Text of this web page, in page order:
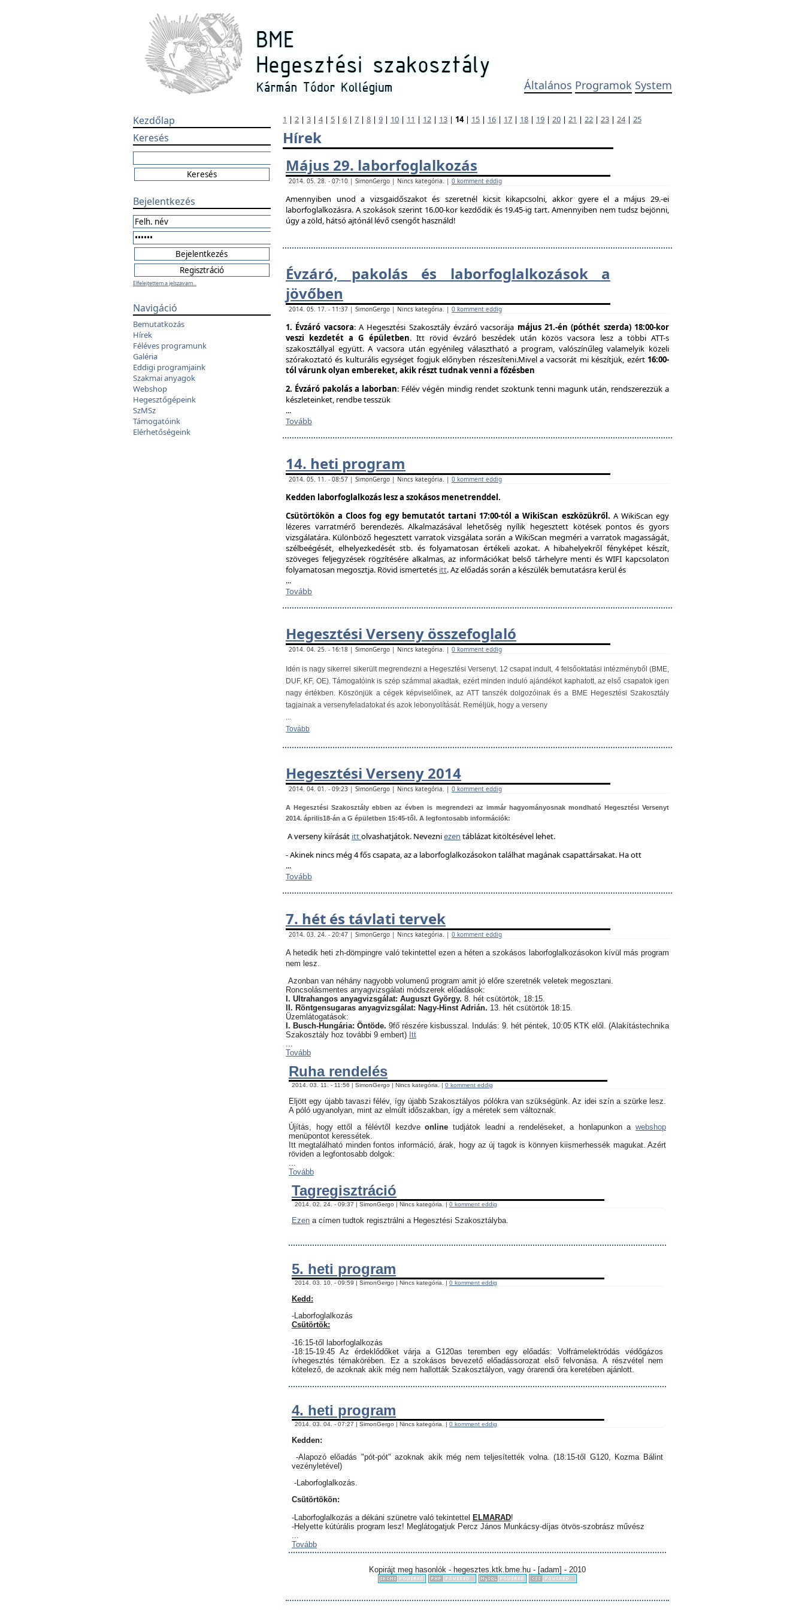
Általános Programok System
Kezdőlap
Keresés
Bejelentkezés
Elfelejtettem a jelszavam...
Navigáció
Bemutatkozás
Hírek
Féléves programunk
Galéria
Eddigi programjaink
Szakmai anyagok
Webshop
Hegesztőgépeink
SzMSz
Támogatóink
Elérhetőségeink
1 | 2 | 3 | 4| 5 | 6 | 7 | 8 | 9 | 10 | 11 | 12 | 13 | 14| 15 | 16 | 17 | 18 | 19 | 20 | 21 | 22 | 23 | 24| 25
Hírek
Május 29. laborfoglalkozás
2014. 05. 28. - 07:10 | SimonGergo | Nincs kategória. | 0 komment eddig
Amennyiben unod a vizsgaidőszakot és szeretnél kicsit kikapcsolni, akkor gyere el a május 29.-ei
laborfoglalkozásra. A szokások szerint 16.00-kor kezdődik és 19.45-ig tart. Amennyiben nem tudsz bejönni,
úgy a zöld, hátsó ajtónál lévő csengőt használd!
Évzáró, pakolás és laborfogla​lkozások a
jövőben
2014. 05. 17. - 11:37 | SimonGergo | Nincs kategória. | 0 komment eddig
1. Évzáró vacsora: A Hegesztési Szakosztály évzáró vacsorája május 21.-én (póthét szerda) 18:00-kor
veszi kezdetét a G épületben. Itt rövid évzáró beszédek után közös vacsora lesz a többi ATT-s
szakosztállyal együtt. A vacsora után egyénileg választható a program, valószínűleg valamelyik közeli
szórakoztató és kulturális egységet fogjuk előnyben részesíteni.Mivel a vacsorát mi készítjük, ezért 16:00-
tól várunk olyan embereket, akik részt tudnak venni a főzésben
2. Évzáró pakolás a laborban: Félév végén mindig rendet szoktunk tenni magunk után, rendszerezzük a
készleteinket, rendbe tesszük
...
Tovább
14. heti program
2014. 05. 11. - 08:57 | SimonGergo | Nincs kategória. | 0 komment eddig
Kedden laborfoglalkozás lesz a szokásos menetrenddel.
Csütörtökön a Cloos fog egy bemutatót tartani 17:00-tól a WikiScan eszközükről. A WikiScan egy
lézeres varratmérő berendezés. Alkalmazásával lehetőség nyílik hegesztett kötések pontos és gyors
vizsgálatára. Különböző hegesztett varratok vizsgálata során a WikiScan megméri a varratok magasságát,
szélbeégését, elhelyezkedését stb. és folyamatosan értékeli azokat. A hibahelyekről fényképet készít,
szöveges feljegyzések rögzítésére alkalmas, az információkat belső tárhelyre menti és WIFI kapcsolaton
folyamatosan megosztja. Rövid ismertetés itt. Az előadás során a készülék bemutatásra kerül és
...
Tovább
Hegesztési Verseny összefoglaló
2014. 04. 25. - 16:18 | SimonGergo | Nincs kategória. | 0 komment eddig
Idén is nagy sikerrel sikerült megrendezni a Hegesztési Versenyt. 12 csapat indult, 4 felsőoktatási intézményből (BME,
DUF, KF, OE). Támogatóink is szép számmal akadtak, ezért minden induló ajándékot kaphatott, az első csapatok igen
nagy értékben. Köszönjük a cégek képviselőinek, az ATT tanszék dolgozóinak és a BME Hegesztési Szakosztály
tagjainak a versenyfeladatokat és azok lebonyolítását. Reméljük, hogy a verseny
...
Tovább
Hegesztési Verseny 2014
2014. 04. 01. - 09:23 | SimonGergo | Nincs kategória. | 0 komment eddig
A Hegesztési Szakosztály ebben az évben is megrendezi az immár hagyományosnak mondható Hegesztési Versenyt
2014. április18-án a G épületben 15:45-től. A legfontosabb információk:
A verseny kiírását ittolvashatjátok. Nevezniezen táblázat kitöltésével lehet.
- Akinek nincs még 4 fős csapata, az a laborfoglalkozásokon találhat magának csapattársakat. Ha ott
...
Tovább
7. hét és távlati tervek
2014. 03. 24. - 20:47 | SimonGergo | Nincs kategória. | 0 komment eddig
A hetedik heti zh-dömpingre való tekintettel ezen a héten a szokásos laborfoglalkozásokon kívül más program
nem lesz.
Azonban van néhány nagyobb volumenű program amit jó előre szeretnék veletek megosztani.
Roncsolásmentes anyagvizsgálati módszerek előadások:
I. Ultrahangos anyagvizsgálat: Auguszt György. 8. hét csütörtök, 18:15.
II. Röntgensugaras anyagvizsgálat: Nagy-Hinst Adrián. 13. hét csütörtök 18:15.
Üzemlátogatások:
I. Busch-Hungária: Öntöde. 9fő részére kisbusszal. Indulás: 9. hét péntek, 10:05 KTK elől. (Alakítástechnika
Szakosztály hoz további 9 embert) Itt
...
Tovább
Ruha rendelés
2014. 03. 11. - 11:56 | SimonGergo | Nincs kategória. | 0 komment eddig
Eljött egy újabb tavaszi félév, így újabb Szakosztályos pólókra van szükségünk. Az idei szín a szürke lesz.
A póló ugyanolyan, mint az elmúlt időszakban, így a méretek sem változnak.
Újítás, hogy ettől a félévtől kezdveonline tudjátok leadni a rendeléseket, a honlapunkon awebshop
menüpontot keressétek.
Itt megtalálható minden fontos információ, árak, hogy az új tagok is könnyen kiismerhessék magukat. Azért
röviden a legfontosabb dolgok:
...
Tovább
Tagregisztráció
2014. 02. 24. - 09:37 | SimonGergo | Nincs kategória. | 0 komment eddig
Ezen a címen tudtok regisztrálni a Hegesztési Szakosztályba.
5. heti program
2014. 03. 10. - 09:59 | SimonGergo | Nincs kategória. | 0 komment eddig
Kedd:
-Laborfoglalkozás
Csütörtök:
-16:15-től laborfoglalkozás
-18:15-19:45 Az érdeklődőket várja a G120as teremben egy előadás: Volfrámelektródás védőgázos
ívhegesztés témakörében. Ez a szokásos bevezető előadássorozat első felvonása. A részvétel nem
kötelező, de azoknak akik még nem hallották Szakosztályon, vagy órarendi óra keretében ajánlott.
4. heti program
2014. 03. 04. - 07:27 | SimonGergo | Nincs kategória. | 0 komment eddig
Kedden:
-Alapozó előadás "pót-pót" azoknak akik még nem teljesítették volna. (18:15-től G120, Kozma Bálint
vezényletével)
-Laborfoglalkozás.
Csütörtökön:
-Laborfoglalkozás a dékáni szünetre való tekintettel ELMARAD!
-Helyette kútúrális program lesz! Meglátogatjuk Percz János Munkácsy-díjas ötvös-szobrász művész
...
Tovább
Kopirájt meg hasonlók - hegesztes.ktk.bme.hu - [adam] - 2010